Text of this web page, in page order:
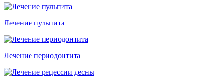
Лечение пульпита
Лечение периодонтита